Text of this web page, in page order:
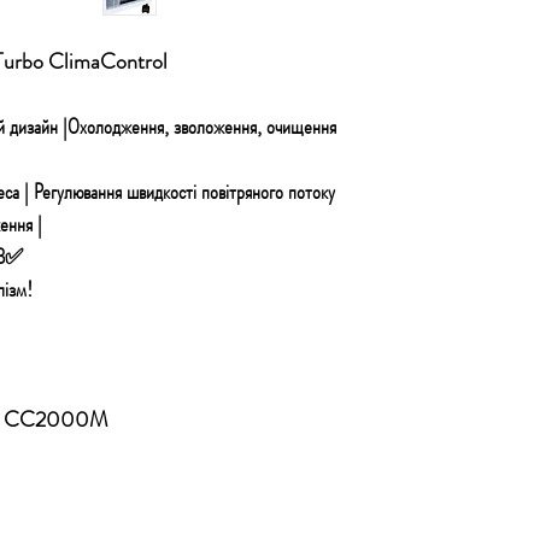
Turbo ClimaControl
дизайн |Охолодження, зволоження, очищення
| Регулювання швидкості повітряного потоку
|
CC2000M